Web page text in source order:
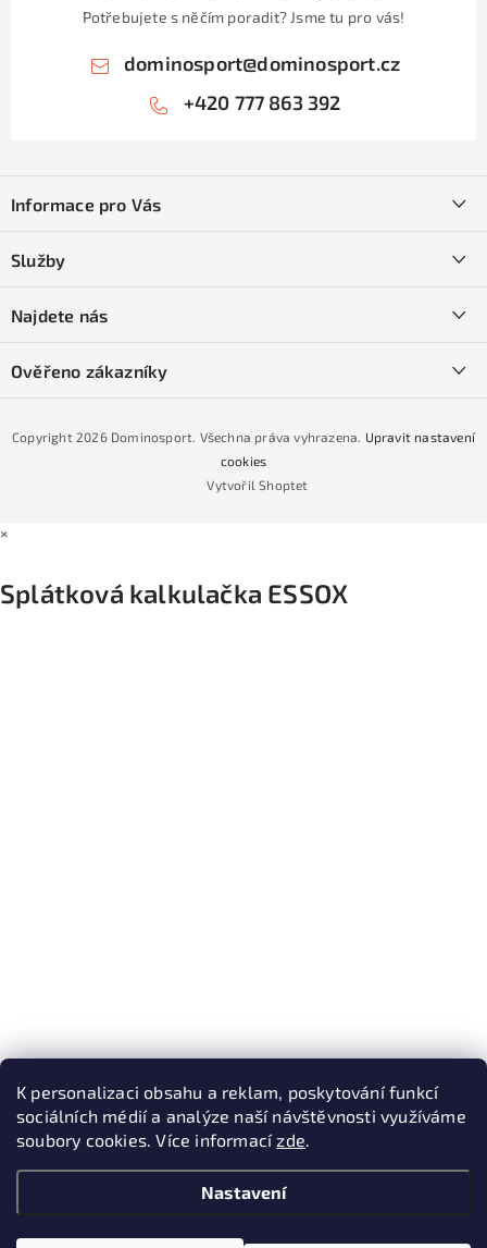
K personalizaci obsahu a reklam, poskytování funkcí
sociálních médií a analýze naší návštěvnosti využíváme
soubory cookies. Více informacízde.
Nastavení
Potřebujete s něčím poradit? Jsme tu pro vás!
dominosport@dominosport.cz
+420 777 863 392
pInformace pro Vás
Obchodní podmínky
Podmínky GDPR
Podmínky nákupu na splátky ESSOX
Služby
Naše prodejna
Najdete nás
Ověřeno zákazníky
Vytvořil Shoptet
Copyright 2026 Dominosport. Všechna práva vyhrazena. Upravit nastavení
cookies
×
Splátková kalkulačka ESSOX